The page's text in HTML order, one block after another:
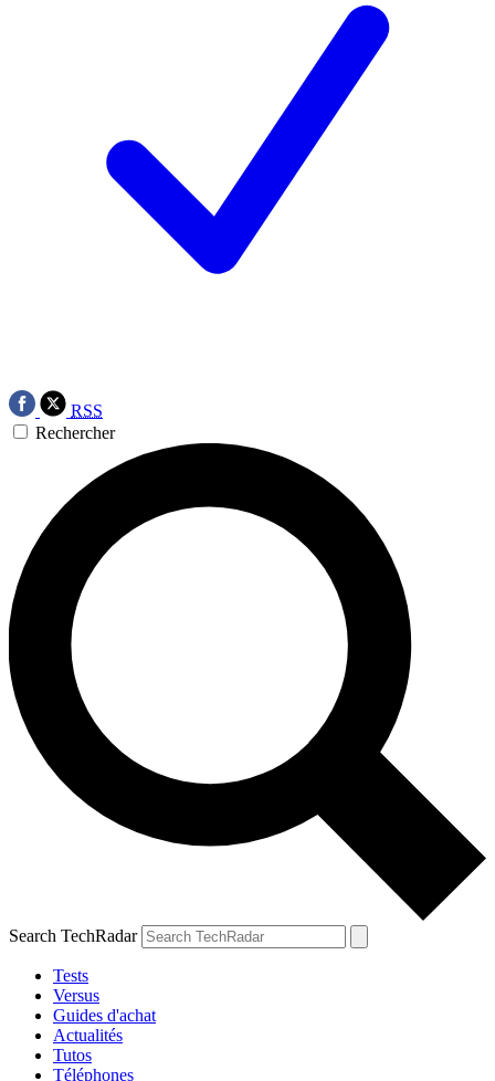
RSS
Rechercher
Search TechRadar
Tests
Versus
Guides d'achat
Actualités
Tutos
Téléphones